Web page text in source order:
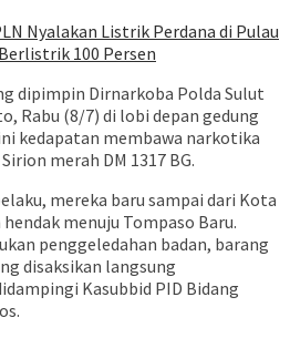
Nyalakan Listrik Perdana di Pulau
100 Persen
dipimpin Dirnarkoba Polda Sulut
Rabu (8/7) di lobi depan gedung
kedapatan membawa narkotika
merah DM 1317 BG.
mereka baru sampai dari Kota
menuju Tompaso Baru.
penggeledahan badan, barang
disaksikan langsung
Kasubbid PID Bidang